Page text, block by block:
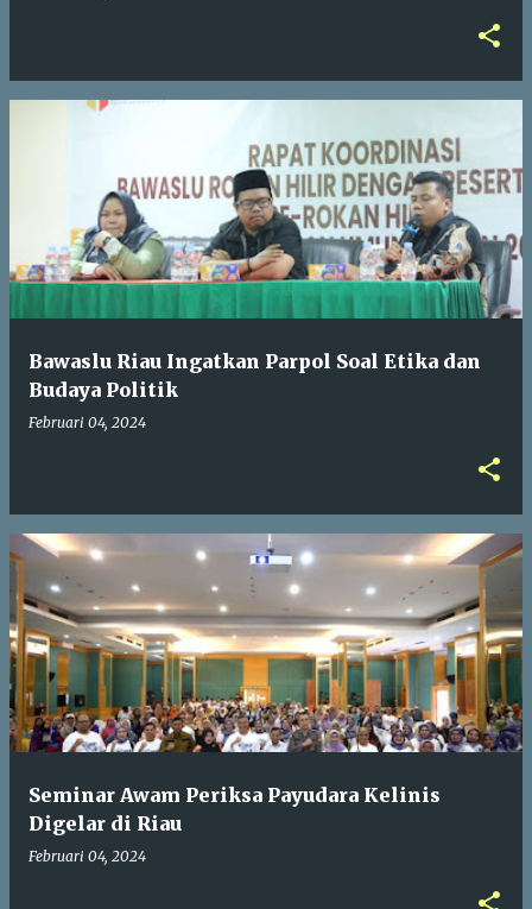
Bawaslu Riau Ingatkan Parpol Soal Etika dan
Budaya Politik
Februari 04, 2024
Seminar Awam Periksa Payudara Kelinis
Digelar di Riau
Februari 04, 2024